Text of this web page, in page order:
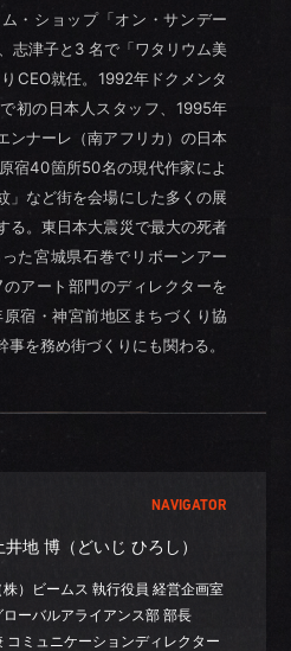
・ショップ「オン・サンデー
志津子と3 名で「ワタリウム美
CEO就任。1992年ドクメンタ
初の日本人スタッフ、1995年
ンナーレ（南アフリカ）の日本
宿40箇所50名の現代作家によ
」など街を会場にした多くの展
る。東日本大震災で最大の死者
た宮城県石巻でリボーンアー
アート部門のディレクターを
宿・神宮前地区まちづくり協
を務め街づくりにも関わる。
NAVIGATOR
井地 博（どいじ ひろし）
株）ビームス 執行役員 経営企画室
ローバルアライアンス部 部長
コミュニケーションディレクター